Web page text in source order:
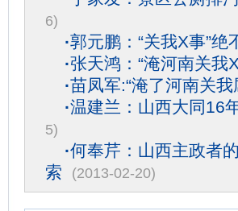
6)
·郭元鹏：“关我X事”绝
·张天鸿：“淹河南关我
·苗凤军:“淹了河南关
·温建兰：山西大同16
5)
·何奉芹：山西主政者
索
(2013-02-20)